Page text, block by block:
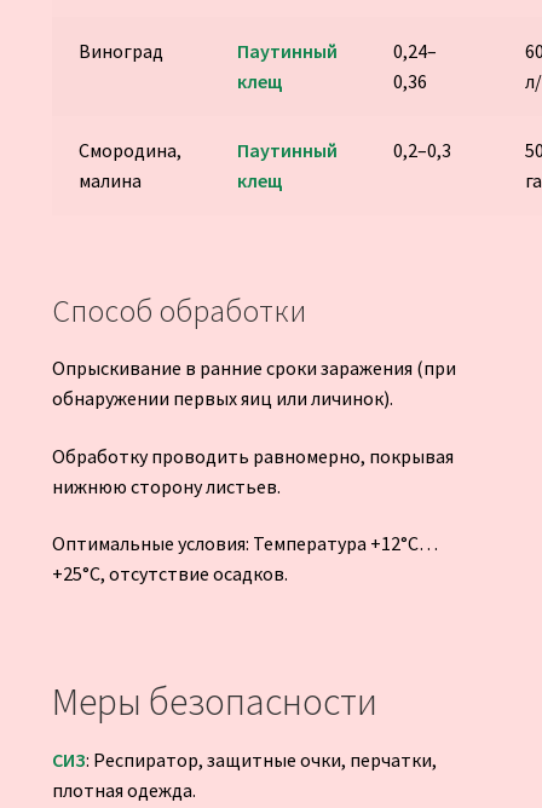
Виноград
Паутинный
клещ
0,24–
0,36
Смородина,
малина
Паутинный
клещ
0,2–0,3
га
Способ обработки
Опрыскивание в ранние сроки заражения (при
обнаружении первых яиц или личинок).
Обработку проводить равномерно, покрывая
нижнюю сторону листьев.
Оптимальные условия: Температура +12°C…
+25°C, отсутствие осадков.
Меры безопасности
СИЗ: Респиратор, защитные очки, перчатки,
плотная одежда.